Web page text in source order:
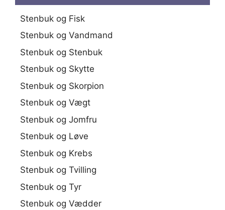
Stenbuk og Fisk
Stenbuk og Vandmand
Stenbuk og Stenbuk
Stenbuk og Skytte
Stenbuk og Skorpion
Stenbuk og Vægt
Stenbuk og Jomfru
Stenbuk og Løve
Stenbuk og Krebs
Stenbuk og Tvilling
Stenbuk og Tyr
Stenbuk og Vædder